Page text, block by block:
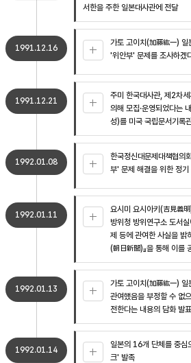
서한을 주한 일본대사관에 전달
1991.12.16
가토 고이치(加藤紘一) 일
'위안부' 문제를 조사하겠
1991.12.21
주미 한국대사관, 제2차
의해 모집·운영되었다는
성)를 미국 국립문서기록
1992.01.08
한국정신대문제대책협의
부' 문제 해결을 위한 정
1992.01.11
요시미 요시아키(吉見義
방위청 방위연구소 도서
제 등에 관여한 사실을 밝
(朝日新聞)』을 통해 이를
1992.01.13
가토 고이치(加藤紘一) 일
관여했음을 부정할 수 없
전한다는 내용의 담화 발표
1992.01.14
일본의 16개 단체를 중심
크' 발족